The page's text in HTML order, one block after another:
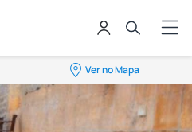
Ver no Mapa